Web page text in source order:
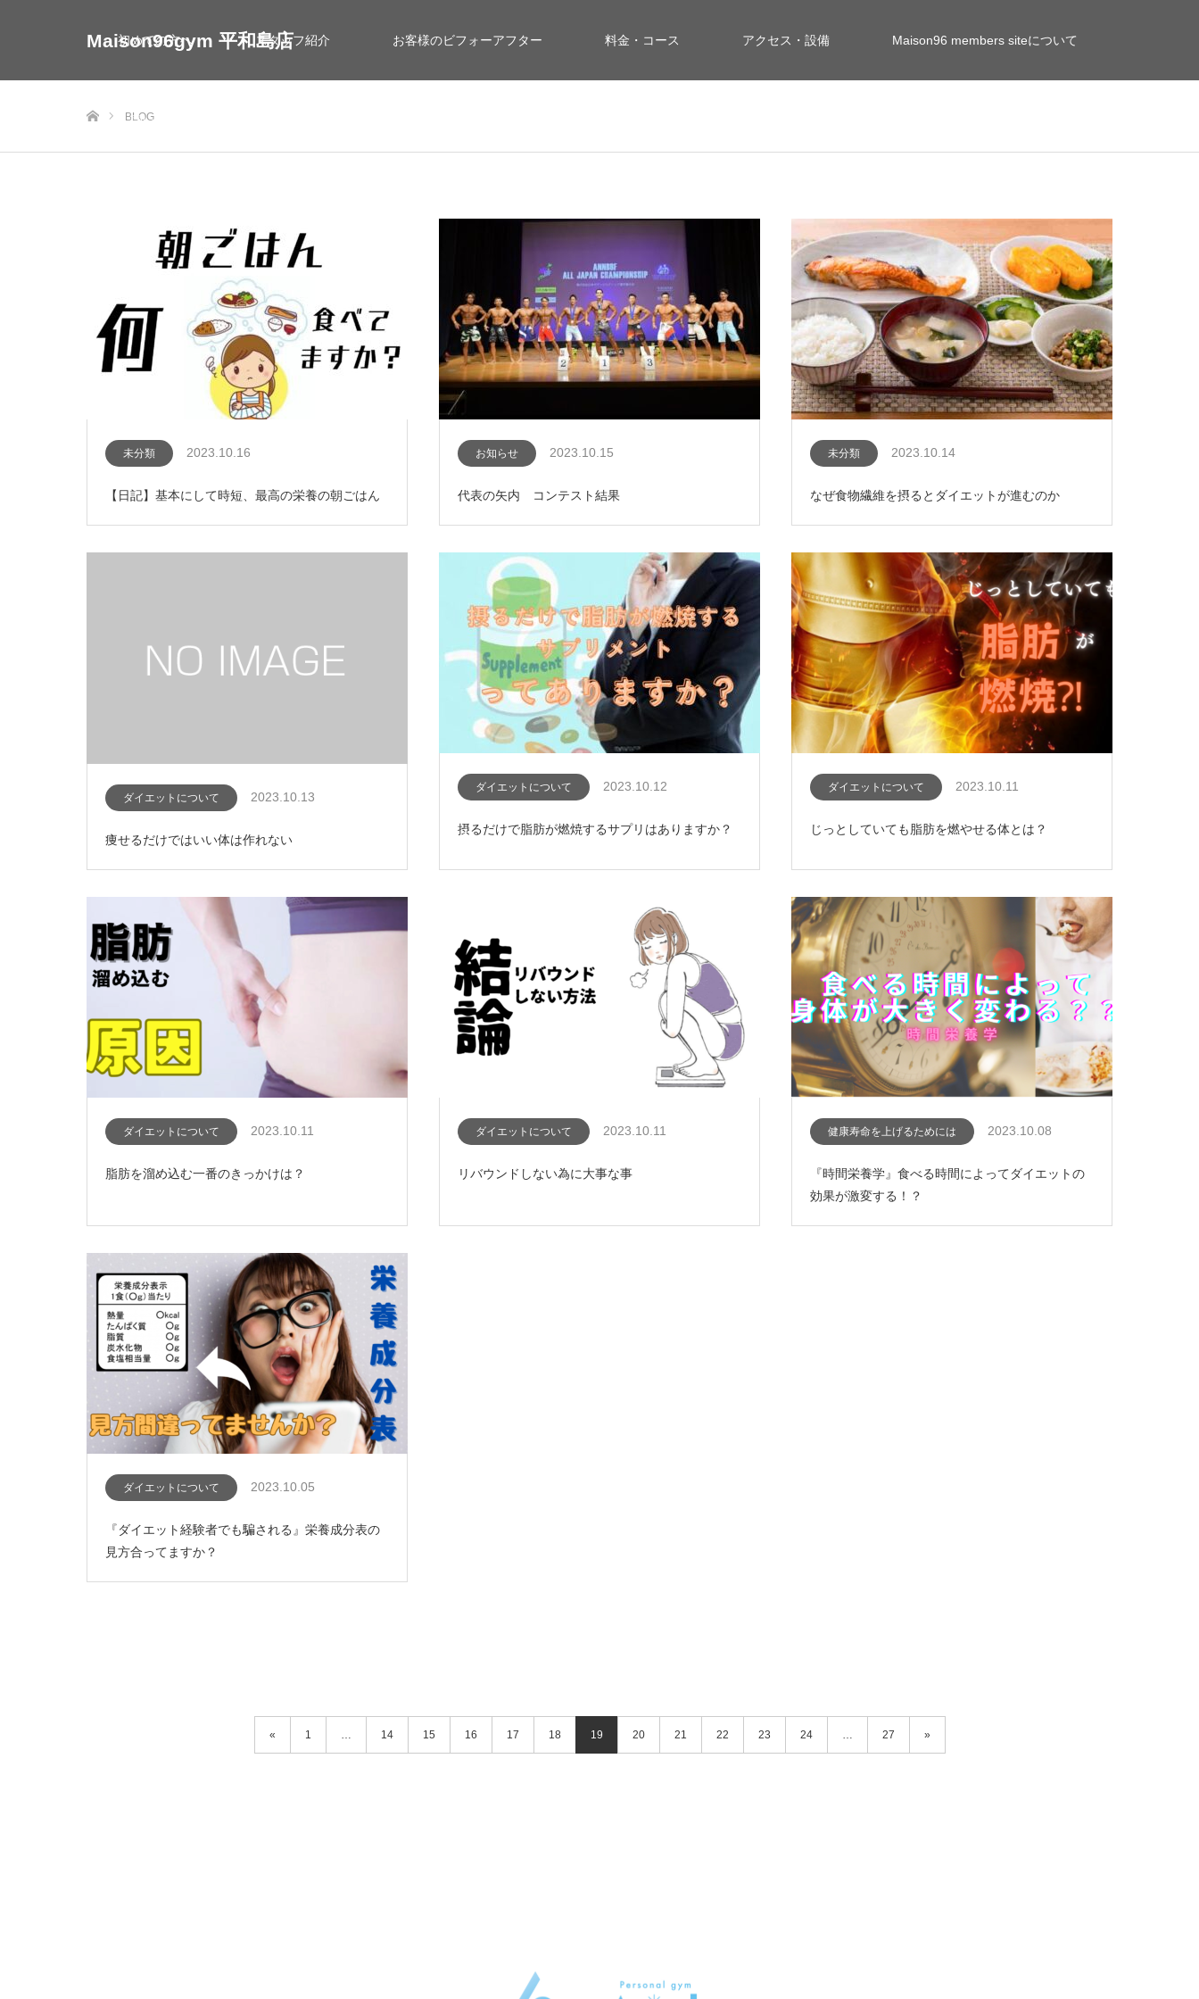
Maison96gym 平和島店
初めての方へ スタッフ紹介 お客様のビフォーアフター 料金・コース アクセス・設備 Maison96 members siteについて
お問い合わせ
BLOG
未分類 2023.10.16
【日記】基本にして時短、最高の栄養の朝ごはん
お知らせ 2023.10.15
代表の矢内 コンテスト結果
未分類 2023.10.14
なぜ食物繊維を摂るとダイエットが進むのか
ダイエットについて 2023.10.13
痩せるだけではいい体は作れない
ダイエットについて 2023.10.12
摂るだけで脂肪が燃焼するサプリはありますか？
ダイエットについて 2023.10.11
じっとしていても脂肪を燃やせる体とは？
ダイエットについて 2023.10.11
脂肪を溜め込む一番のきっかけは？
ダイエットについて 2023.10.11
リバウンドしない為に大事な事
健康寿命を上げるためには 2023.10.08
『時間栄養学』食べる時間によってダイエットの
効果が激変する！？
ダイエットについて 2023.10.05
『ダイエット経験者でも騙される』栄養成分表の
見方合ってますか？
« 1 … 14 15 16 17 18 19 20 21 22 23 24 … 27 »